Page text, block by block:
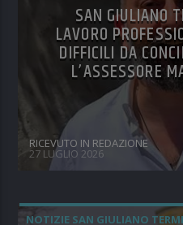
SAN GIULIANO
LAVORO
DIFFICILI DA
L’ASSESSORE
RICEVUTO IN REDAZIONE
27 LUGLIO 2026
NOTIZIE SAN GIULIANO